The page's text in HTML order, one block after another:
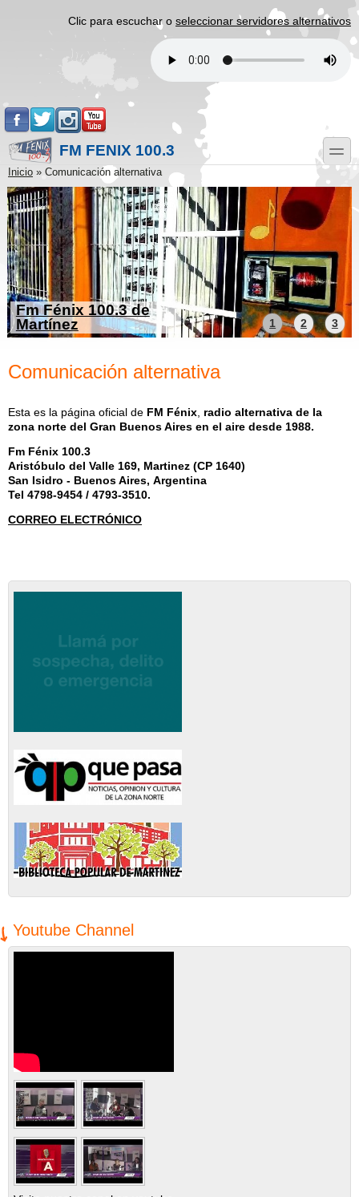
Clic para escuchar o seleccionar servidores alternativos
. . .
FM FENIX 100.3
toggle
Usted está aquí
Inicio » Comunicación alternativa
Fm Fénix 100.3 de
Martínez
1 2 3
Comunicación alternativa
Esta es la página oficial de FM Fénix, radio alternativa de la
zona norte del Gran Buenos Aires en el aire desde 1988.
Fm Fénix 100.3
Aristóbulo del Valle 169, Martinez (CP 1640)
San Isidro - Buenos Aires, Argentina
Tel 4798-9454 / 4793-3510.
CORREO ELECTRÓNICO
Youtube Channel